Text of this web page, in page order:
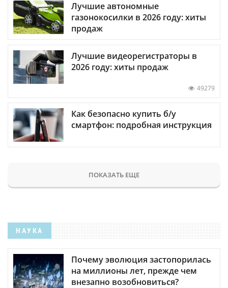
Лучшие автономные
газонокосилки в 2026 году: хиты
продаж
Лучшие видеорегистраторы в
2026 году: хиты продаж
49279
Как безопасно купить б/у
смартфон: подробная инструкция
ПОКАЗАТЬ ЕЩЕ
НАУКА
Почему эволюция застопорилась
на миллионы лет, прежде чем
внезапно возобновиться?